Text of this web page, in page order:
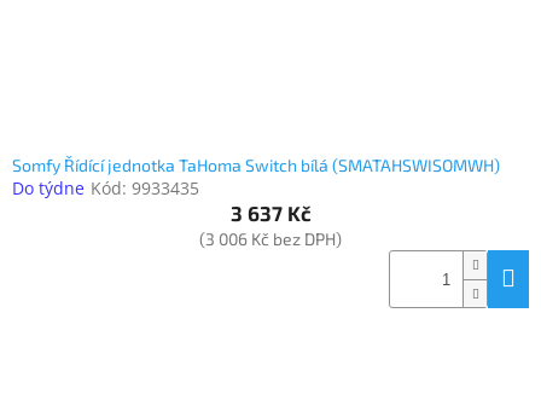
Somfy Řídící jednotka TaHoma Switch bílá (SMATAHSWISOMWH)
Do týdne Kód: 9933435
3 637 Kč
(3 006 Kč bez DPH)